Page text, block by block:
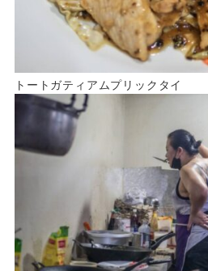
トートガティアムプリックタイ